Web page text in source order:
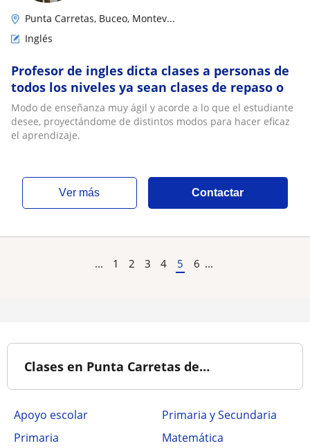
Punta Carretas, Buceo, Montev...
Inglés
Profesor de ingles dicta clases a personas de
todos los niveles ya sean clases de repaso o
Modo de enseñanza muy ágil y acorde a lo que el estudiante
desee, proyectándome de distintos modos para hacer eficaz
el aprendizaje.
ver más Contactar
... 1 2 3 4 5 6 ...
Clases en Punta Carretas de…
Apoyo escolar
Primaria y Secundaria
Primaria
Matemática